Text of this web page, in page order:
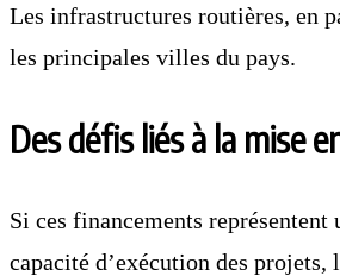
Les infrastructures routières, en
les principales villes du pays.
Des défis liés à la mise
Si ces financements
capacité d’exécution des